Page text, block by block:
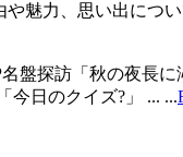
魅力、思い出につ
盤探訪「秋の夜長に
今日のクイズ?」 ... ...